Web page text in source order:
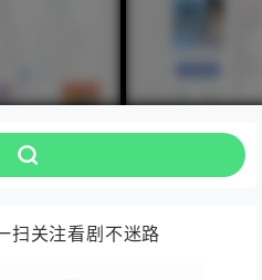
扫关注看剧不迷路